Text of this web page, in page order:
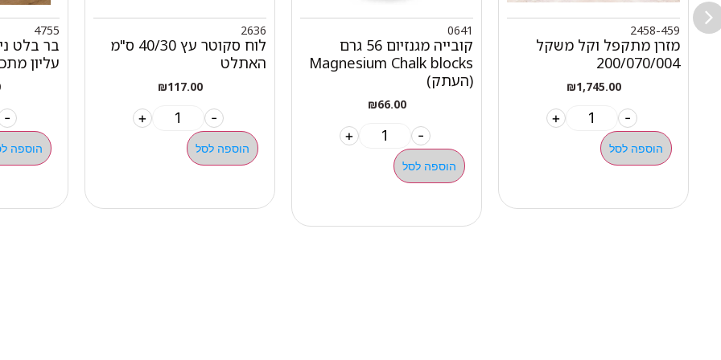
2458-459
מזרן מתקפל וקל משקל
200/070/004
₪1,745.00
-
+
הוספה לסל
0641
קובייה מגנזיום 56 גרם
Magnesium Chalk blocks
(העתק)
₪66.00
-
+
הוספה לסל
2636
לוח סקוטר עץ 40/30 ס"מ
האתלט
₪117.00
-
+
הוספה לסל
4755
בר בלט
עליון מתכת 3
-
הוספה